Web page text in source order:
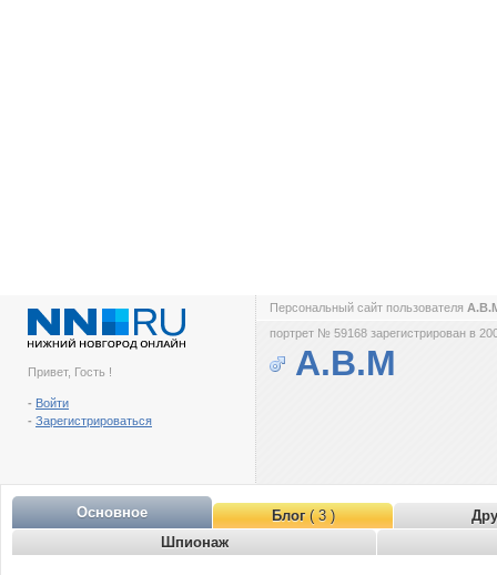
Привет, Гость !
- Войти
- Зарегистрироваться
Персональный сайт пользователя
портрет № 59168 зарегистрирован в
A.B.M
Основное Блог( 3 )
Шпионаж